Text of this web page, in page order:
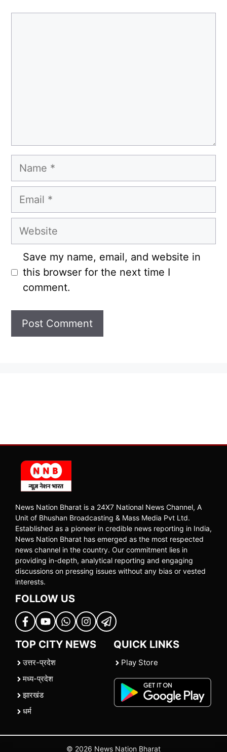
Name
Email
Website
Save my name, email, and website in
this browser for the next time I
comment.
News Nation Bharat is a 24X7 National News Channel, A
Unit of Bhushan Broadcasting & Mass Media Pvt Ltd.
Established as a pioneer in credible news reporting in India,
News Nation Bharat has emerged as the most respected
news channel in the country. Our commitment lies in
providing in-depth, analytical reporting and engaging
discussions on pressing issues without any bias or vested
interests.
FOLLOW US
TOP CITY NEWS
उत्तर-प्रदेश
मध्य-प्रदेश
झारखंड
धर्म
QUICK LINKS
Play Store
© 2026 News Nation Bharat